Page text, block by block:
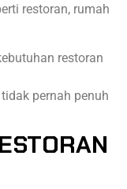
restoran, rumah
restoran
pernah penuh